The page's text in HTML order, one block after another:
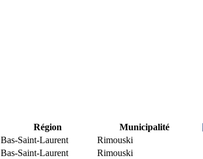
Région Municipalité
Bas-Saint-Laurent
Rimouski
Bas-Saint-Laurent
Rimouski